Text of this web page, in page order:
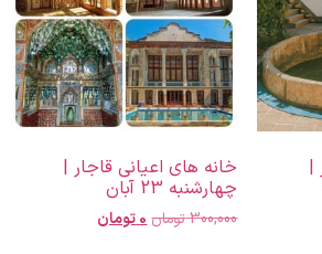
| خانه های اعیانی قاجار |
چهارشنبه 23 آبان
300,000تومان0تومان